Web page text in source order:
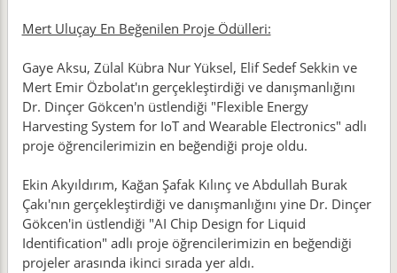
Mert Uluçay En Beğenilen Proje Ödülleri:
Gaye Aksu, Zülal Kübra Nur Yüksel, Elif Sedef Sekkin ve
Mert Emir Özbolat'ın gerçekleştirdiği ve danışmanlığını
Dr. Dinçer Gökcen'n üstlendiği "Flexible Energy
Harvesting System for IoT and Wearable Electronics" adlı
proje öğrencilerimizin en beğendiği proje oldu.
Ekin Akyıldırım, Kağan Şafak Kılınç ve Abdullah Burak
Çakı'nın gerçekleştirdiği ve danışmanlığını yine Dr. Dinçer
Gökcen'in üstlendiği "AI Chip Design for Liquid
Identification" adlı proje öğrencilerimizin en beğendiği
projeler arasında ikinci sırada yer aldı.